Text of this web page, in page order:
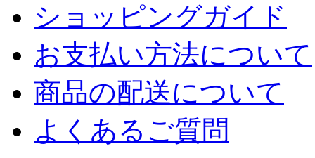
ショッピングガイド
お支払い方法について
商品の配送について
よくあるご質問